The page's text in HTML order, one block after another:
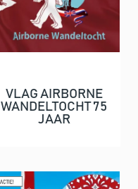
VLAG AIRBORNE
WANDELTOCHT 75
JAAR